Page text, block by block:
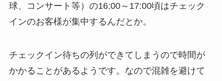
球、コンサート等）の16:00～17:00頃はチェック
インのお客様が集中するんだとか。
チェックイン待ちの列ができてしまうので時間が
かかることがあるようです。なので混雑を避けて